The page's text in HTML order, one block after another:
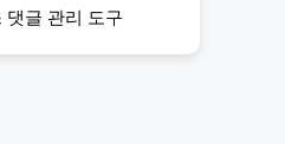
댓글 관리 도구